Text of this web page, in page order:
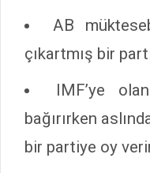
AB
çıkartmış bir
IMF’ye
bağırırken
bir partiye oy